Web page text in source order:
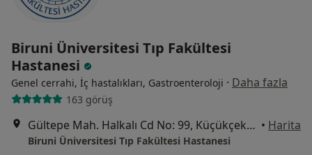
Biruni Üniversitesi Tıp Fakültesi
Hastanesi
Genel cerrahi, İç hastalıkları, Gastroenteroloji · Daha fazla
163 görüş
Gültepe Mah. Halkalı Cd No: 99, Küçükçekmece • Harita
Biruni Üniversitesi Tıp Fakültesi Hastanesi